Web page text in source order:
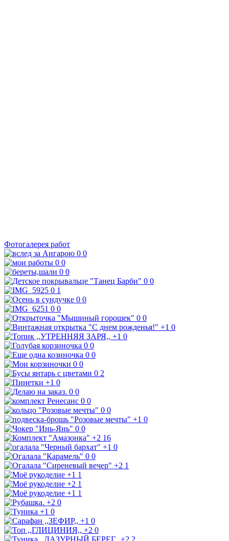
Фотогалерея работ
0 0
0 0
0 0
0 0
0 1
0 0
0 0
0 0
+1 0
+1 0
0 0
0 0
0 0
0 2
+1 0
0 0
0 0
0 0
+1 0
0 0
+2 16
+1 0
0 0
+2 1
+1 1
+2 1
+1 1
+2 0
+1 0
+1 0
+2 0